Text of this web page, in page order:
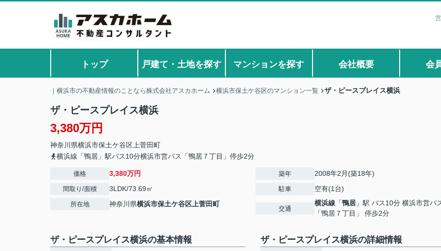
トップ 戸建て・土地を探す マンションを探す 会社概要 会
｜横浜市の不動産情報のことなら株式会社アスカホーム 横浜市保土ケ谷区のマンション一覧 ザ・ピースプレイス横浜
ザ・ピースプレイス横浜
3,380万円
神奈川県横浜市保土ケ谷区 上菅田町
横浜線「鴨居」駅バス10分横浜市営バス「鴨居７丁目」停歩2分
価格 3,380万円
間取り/面積 3LDK/73.69㎡
所在地 神奈川県横浜市保土ケ谷区 上菅田町
築年 2008年2月(築18年)
駐車 空有(1台)
交通
横浜線 「鴨居 」駅 バス10分 横浜市営バ
「鴨居７丁目」 停歩2分
ザ・ピースプレイス横浜の基本情報 ザ・ピースプレイス横浜の詳細情報